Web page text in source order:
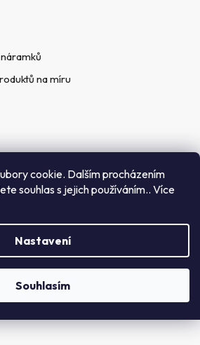
cookie. Dalším procházením
souhlas s jejich používáním.. Více
Nastavení
Souhlasím
na míru